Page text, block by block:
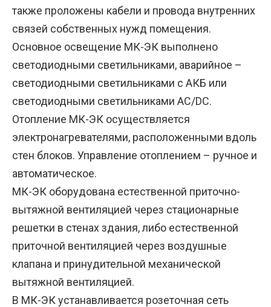
также проложены кабели и провода внутренних
связей собственных нужд помещения.
Основное освещение МК-ЭК выполнено
светодиодными светильниками, аварийное –
светодиодными светильниками с АКБ или
светодиодными светильниками AC/DC.
Отопление МК-ЭК осуществляется
электронагревателями, расположенными вдоль
стен блоков. Управление отоплением – ручное и
автоматическое.
МК-ЭК оборудована естественной приточно-
вытяжной вентиляцией через стационарные
решетки в стенах здания, либо естественной
приточной вентиляцией через воздушные
клапана и принудительной механической
вытяжной вентиляцией.
В МК-ЭК устанавливается розеточная сеть